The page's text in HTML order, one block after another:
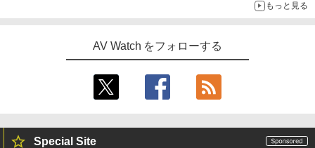
もっと見る
AV Watch をフォローする
Special Site